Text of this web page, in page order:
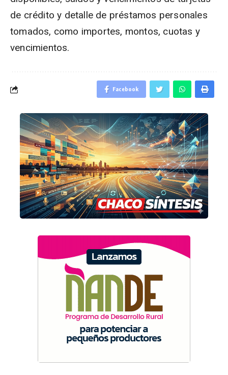
de crédito y detalle de préstamos personales
tomados, como importes, montos, cuotas y
vencimientos.
Facebook